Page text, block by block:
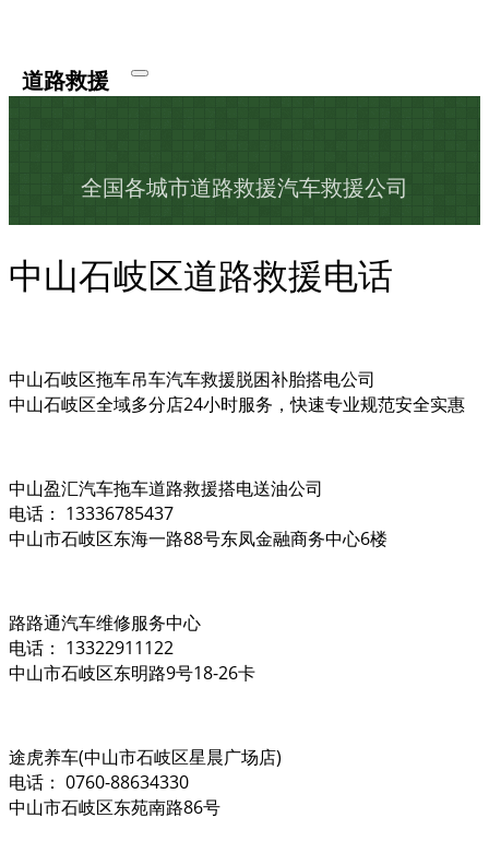
道路救援
全国各城市道路救援汽车救援公司
中山石岐区道路救援电话
中山石岐区拖车吊车汽车救援脱困补胎搭电公司
中山石岐区全域多分店24小时服务，快速专业规范安全实惠
中山盈汇汽车拖车道路救援搭电送油公司
电话： 13336785437
中山市石岐区东海一路88号东凤金融商务中心6楼
路路通汽车维修服务中心
电话： 13322911122
中山市石岐区东明路9号18-26卡
途虎养车(中山市石岐区星晨广场店)
电话： 0760-88634330
中山市石岐区东苑南路86号